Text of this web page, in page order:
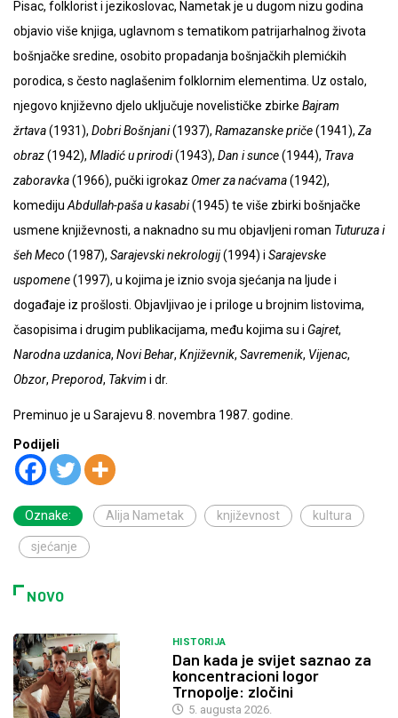
Pisac, folklorist i jezikoslovac, Nametak je u dugom nizu godina
objavio više knjiga, uglavnom s tematikom patrijarhalnog života
bošnjačke sredine, osobito propadanja bošnjačkih plemićkih
porodica, s često naglašenim folklornim elementima. Uz ostalo,
njegovo književno djelo uključuje novelističke zbirke Bajram
žrtava(1931), Dobri Bošnjani(1937), Ramazanske priče(1941), Za
obraz(1942), Mladić u prirodi(1943), Dan i sunce(1944), Trava
zaboravka(1966), pučki igrokaz Omer za naćvama(1942),
komediju Abdullah-paša u kasabi(1945) te više zbirki bošnjačke
usmene književnosti, a naknadno su mu objavljeni roman Tuturuza i
šeh Meco (1987), Sarajevski nekrologij(1994) i Sarajevske
uspomene(1997), u kojima je iznio svoja sjećanja na ljude i
događaje iz prošlosti. Objavljivao je i priloge u brojnim listovima,
časopisima i drugim publikacijama, među kojima su i Gajret,
Narodna uzdanica, Novi Behar, Književnik, Savremenik, Vijenac,
Obzor, Preporod, Takvim i dr.
Preminuo je u Sarajevu 8. novembra 1987. godine.
Podijeli
Oznake: Alija Nametak književnost kultura
sjećanje
NOVO
HISTORIJA
Dan kada je svijet saznao za
koncentracioni logor
Trnopolje: zločini
5. augusta 2026.